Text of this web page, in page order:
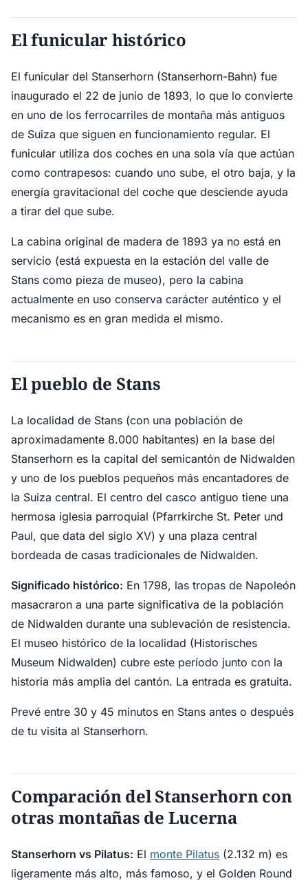
El funicular histórico
El funicular del Stanserhorn (Stanserhorn-Bahn) fue
inaugurado el 22 de junio de 1893, lo que lo convierte
en uno de los ferrocarriles de montaña más antiguos
de Suiza que siguen en funcionamiento regular. El
funicular utiliza dos coches en una sola vía que actúan
como contrapesos: cuando uno sube, el otro baja, y la
energía gravitacional del coche que desciende ayuda
a tirar del que sube.
La cabina original de madera de 1893 ya no está en
servicio (está expuesta en la estación del valle de
Stans como pieza de museo), pero la cabina
actualmente en uso conserva carácter auténtico y el
mecanismo es en gran medida el mismo.
El pueblo de Stans
La localidad de Stans (con una población de
aproximadamente 8.000 habitantes) en la base del
Stanserhorn es la capital del semicantón de Nidwalden
y uno de los pueblos pequeños más encantadores de
la Suiza central. El centro del casco antiguo tiene una
hermosa iglesia parroquial (Pfarrkirche St. Peter und
Paul, que data del siglo XV) y una plaza central
bordeada de casas tradicionales de Nidwalden.
Significado histórico: En 1798, las tropas de Napoleón
masacraron a una parte significativa de la población
de Nidwalden durante una sublevación de resistencia.
El museo histórico de la localidad (Historisches
Museum Nidwalden) cubre este período junto con la
historia más amplia del cantón. La entrada es gratuita.
Prevé entre 30 y 45 minutos en Stans antes o después
de tu visita al Stanserhorn.
Comparación del Stanserhorn con
otras montañas de Lucerna
Stanserhorn vs Pilatus: El monte Pilatus (2.132 m) es
ligeramente más alto, más famoso, y el Golden Round